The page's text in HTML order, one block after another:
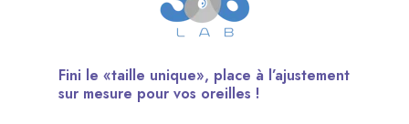
Fini le «taille unique», place à l’ajustement
sur mesure pour vos oreilles !